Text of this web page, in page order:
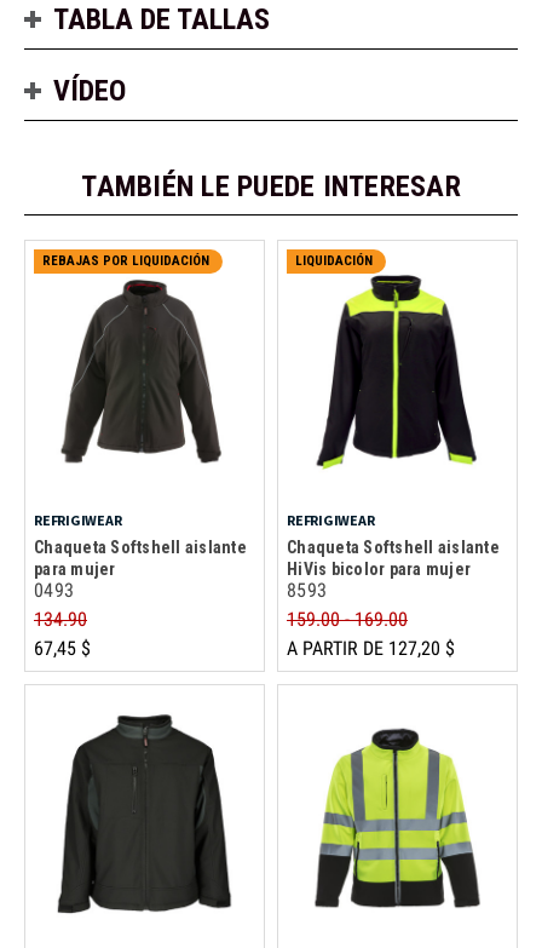
TABLA DE TALLAS
VÍDEO
TAMBIÉN LE PUEDE INTERESAR
REBAJAS POR LIQUIDACIÓN
REFRIGIWEAR
Chaqueta Softshell aislante
para mujer
0493
134.90
67,45 $
LIQUIDACIÓN
REFRIGIWEAR
Chaqueta Softshell aislante
HiVis bicolor para mujer
8593
159.00 - 169.00
A PARTIR DE 127,20 $